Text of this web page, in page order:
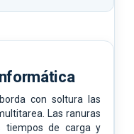
con soltura las
Las ranuras
tiempos de carga y